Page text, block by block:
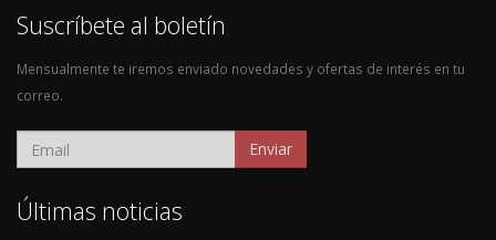
Suscríbete al boletín
Mensualmente te iremos enviado novedades y ofertas de interés en tu
correo.
Enviar
Últimas noticias